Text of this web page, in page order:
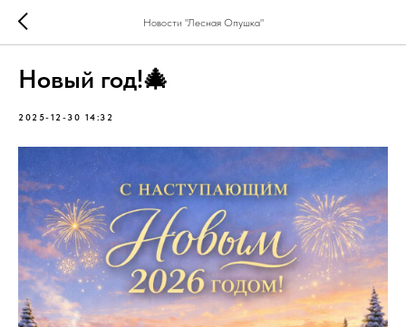
Новости "Лесная Опушка"
Новый год!🎄
2025-12-30 14:32